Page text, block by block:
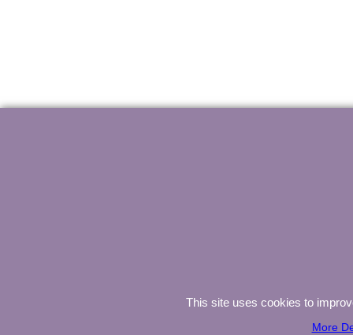
This site uses cookies to
More